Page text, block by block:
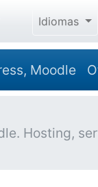
Idiomas
Moodle
Hosting,